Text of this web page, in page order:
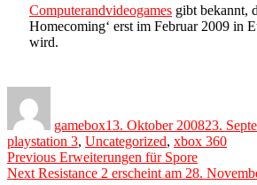
Computerandvideogames gibt bekannt,
Homecoming‘ erst im Februar 2009 in
wird.
gamebox13. Oktober 200823.
playstation 3, Uncategorized, xbox 360
Beitragsnavigation
Previous Previous
post:
Erweiterungen für Spore
Next Next
Resistance 2 erscheint am 28.